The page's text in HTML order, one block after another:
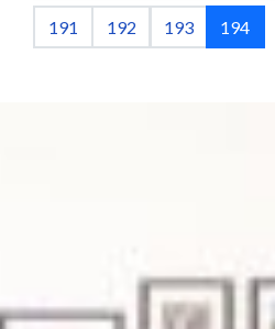
191 192 193 194